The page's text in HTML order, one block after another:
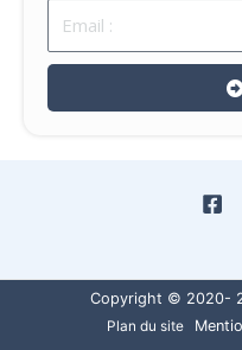
Email
Copyright © 2020-
Plan du site